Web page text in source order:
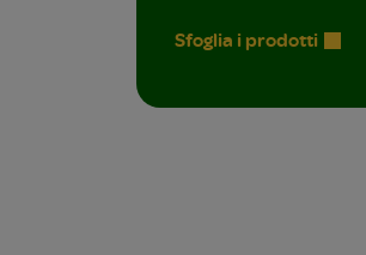
Sfoglia i prodotti